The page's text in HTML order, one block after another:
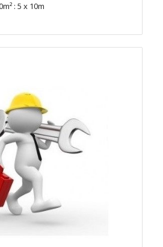
: 5 x 10m